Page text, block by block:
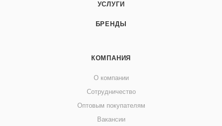
УСЛУГИ
БРЕНДЫ
КОМПАНИЯ
О компании
Сотрудничество
Оптовым покупателям
Вакансии